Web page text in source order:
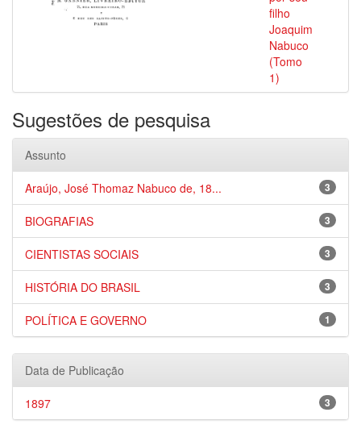
filho
Joaquim
Nabuco
(Tomo
1)
Sugestões de pesquisa
Assunto
3
Araújo, José Thomaz Nabuco de, 18...
3
BIOGRAFIAS
3
CIENTISTAS SOCIAIS
3
HISTÓRIA DO BRASIL
1
POLÍTICA E GOVERNO
Data de Publicação
3
1897